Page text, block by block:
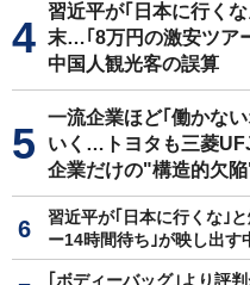
習近平が｢日本に行く
末…｢8万円の激安ツア
中国人観光客の誤算
一流企業ほど｢働かな
いく…トヨタも三菱
企業だけの"構造的欠
習近平が｢日本に行くな｣
ー14時間待ち｣が映し出す
｢ボディーバッグ｣より評